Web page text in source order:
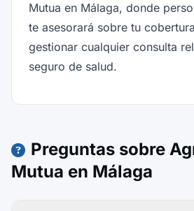
Mutua en Málaga, donde
te asesorará sobre tu
gestionar cualquier consulta
seguro de salud.
Preguntas sobre
Mutua en Málaga